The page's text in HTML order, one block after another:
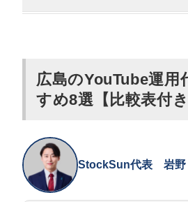
広島のYouTube運用代行
広島企業のYouTube活
製造業（マツダ系・造船・鉄鋼
広島のYouTube運用
すめ8選【比較表付き
StockSun代表 岩野